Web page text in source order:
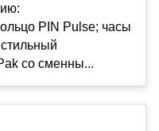
PIN Pulse; часы
со сменны...